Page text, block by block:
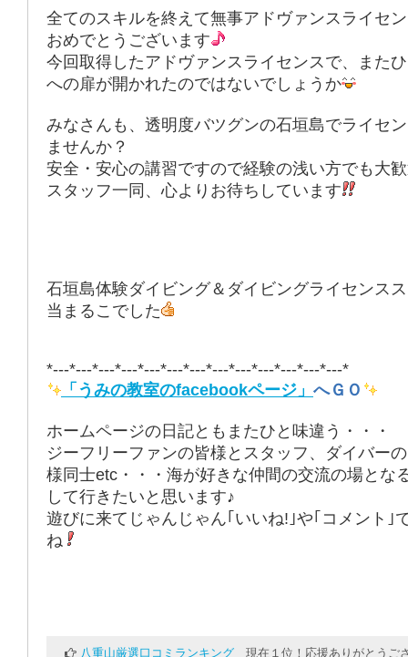
全てのスキルを終えて無事アドヴァンスライセ
おめでとうございます
今回取得したアドヴァンスライセンスで、また
への扉が開かれたのではないでしょうか
みなさんも、透明度バツグンの石垣島でライセ
ませんか？
安全・安心の講習ですので経験の浅い方でも大
スタッフ一同、心よりお待ちしています
石垣島体験ダイビング＆ダイビングライセンス
当まるこでした
*---*---*---*---*---*---*---*---*---*---*---*---*---*
「うみの教室のfacebookページ」 へＧＯ
ホームページの日記ともまたひと味違う・・・
ジーフリーファンの皆様とスタッフ、ダイバー
様同士etc・・・海が好きな仲間の交流の場とな
して行きたいと思います♪
遊びに来てじゃんじゃん｢いいね!｣や｢コメント｣
ね
八重山厳選口コミランキング 現在１位！応援ありがとうご